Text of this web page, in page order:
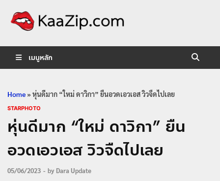
เมนูหลัก
Home»หุ่นดีมาก “ใหม่ ดาวิกา” ยืนอวดเอวเอส วิวจืดไปเลย
STARPHOTO
หุ่นดีมาก “ใหม่ ดาวิกา” ยืน
อวดเอวเอส วิวจืดไปเลย
05/06/2023 - by Dara Update